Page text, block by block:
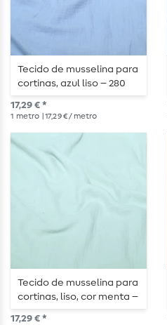
Tecido de musselina para
cortinas, azul liso – 280
cm de largura
17,29 € *
1 metro | 17,29 € / metro
Tecido de musselina para
cortinas, liso, cor menta –
280 cm
17,29 € *